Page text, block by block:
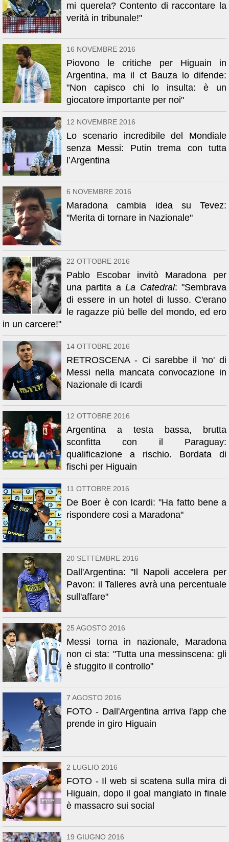
mi querela? Contento di raccontare la
verità in tribunale!"
16 NOVEMBRE 2016
Piovono le critiche per Higuain in
Argentina, ma il ct Bauza lo difende:
"Non capisco chi lo insulta: è un
giocatore importante per noi"
12 NOVEMBRE 2016
Lo scenario incredibile del Mondiale
senza Messi: Putin trema con tutta
l’Argentina
6 NOVEMBRE 2016
Maradona cambia idea su Tevez:
"Merita di tornare in Nazionale"
22 OTTOBRE 2016
Pablo Escobar invitò Maradona per
una partita aLa Catedral: "Sembrava
di essere in un hotel di lusso. C'erano
le ragazze più belle del mondo, ed ero
in un carcere!"
14 OTTOBRE 2016
RETROSCENA - Ci sarebbe il 'no' di
Messi nella mancata convocazione in
Nazionale di Icardi
12 OTTOBRE 2016
Argentina a testa bassa, brutta
sconfitta con il Paraguay:
qualificazione a rischio. Bordata di
fischi per Higuain
11 OTTOBRE 2016
De Boer è con Icardi: "Ha fatto bene a
rispondere cosi a Maradona"
20 SETTEMBRE 2016
Dall'Argentina: "Il Napoli accelera per
Pavon: il Talleres avrà una percentuale
sull'affare"
25 AGOSTO 2016
Messi torna in nazionale, Maradona
non ci sta: "Tutta una messinscena: gli
è sfuggito il controllo"
7 AGOSTO 2016
FOTO - Dall'Argentina arriva l'app che
prende in giro Higuain
2 LUGLIO 2016
FOTO - Il web si scatena sulla mira di
Higuain, dopo il goal mangiato in finale
è massacro sui social
19 GIUGNO 2016